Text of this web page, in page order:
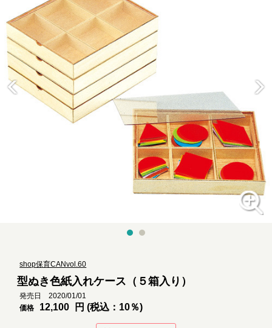
shop保育CANvol.60
型ぬき色紙入れケース（５箱入り）
発売日 2020/01/01
価格
12,100 円 (税込：10％)